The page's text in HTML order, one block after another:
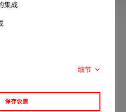
集成
细节
保存设置
和密封系统
统 MPW（